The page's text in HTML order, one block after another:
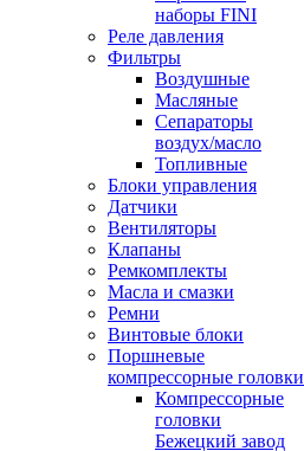
наборы FINI
Реле давления
Фильтры
Воздушные
Масляные
Сепараторы
воздух/масло
Топливные
Блоки управления
Датчики
Вентиляторы
Клапаны
Ремкомплекты
Масла и смазки
Ремни
Винтовые блоки
Поршневые
компрессорные головки
Компрессорные
головки
Бежецкий завод